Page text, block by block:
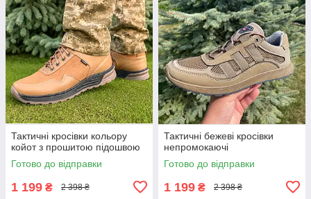
Тактичні кросівки кольору
койот з прошитою підошвою
Готово до відправки
1 199 ₴ 2 398 ₴
Тактичні бежеві кросівки
непромокаючі
Готово до відправки
1 199 ₴ 2 398 ₴